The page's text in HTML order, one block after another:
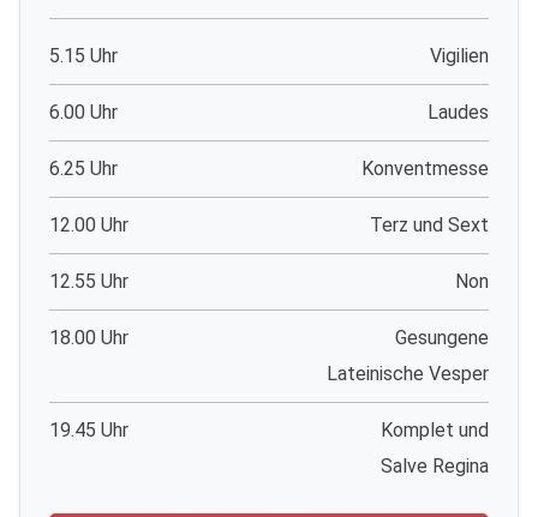
5.15 Uhr Vigilien
6.00 Uhr Laudes
6.25 Uhr Konventmesse
12.00 Uhr Terz und Sext
12.55 Uhr Non
18.00 Uhr
Gesungene
Lateinische Vesper
19.45 Uhr
Komplet und
Salve Regina